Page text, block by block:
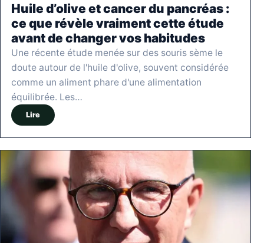
Huile d’olive et cancer du pancréas :
ce que révèle vraiment cette étude
avant de changer vos habitudes
Une récente étude menée sur des souris sème le
doute autour de l'huile d'olive, souvent considérée
comme un aliment phare d'une alimentation
équilibrée. Les…
Lire